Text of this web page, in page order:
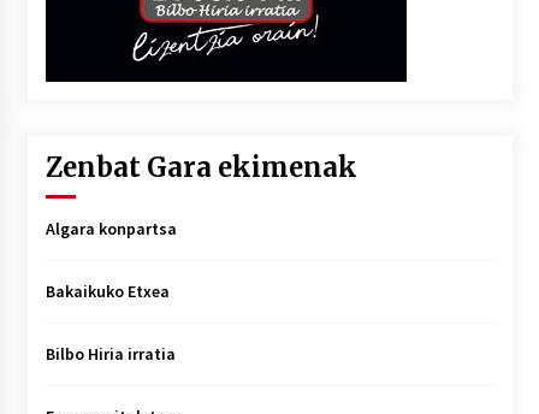
Zenbat Gara ekimenak
Algara konpartsa
Bakaikuko Etxea
Bilbo Hiria irratia